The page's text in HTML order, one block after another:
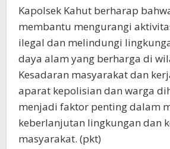
Kapolsek Kahut berharap
membantu mengurangi
ilegal dan melindungi
daya alam yang berharga di
Kesadaran masyarakat dan
aparat kepolisian dan warga
menjadi faktor penting dalam
keberlanjutan lingkungan dan
masyarakat. (pkt)